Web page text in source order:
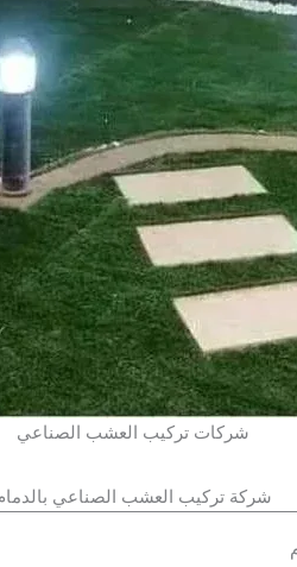
شركات تركيب العشب الصناعي
شركة تركيب العشب الصناعي